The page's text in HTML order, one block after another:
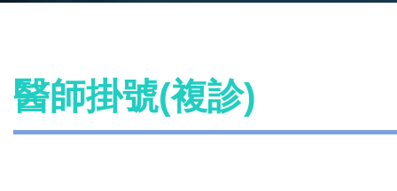
醫師掛號(複診)